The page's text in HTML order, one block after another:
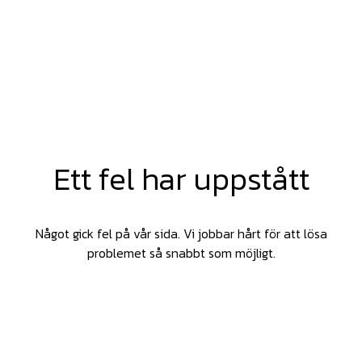
Ett fel har uppstått
Något gick fel på vår sida. Vi jobbar hårt för att lösa
problemet så snabbt som möjligt.